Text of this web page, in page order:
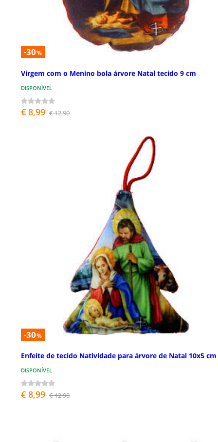
-30%
Virgem com o Menino bola árvore Natal tecido 9 cm
DISPONÍVEL
€ 8,99 € 12,90
-30%
Enfeite de tecido Natividade para árvore de Natal 10x5 cm
DISPONÍVEL
€ 8,99 € 12,90